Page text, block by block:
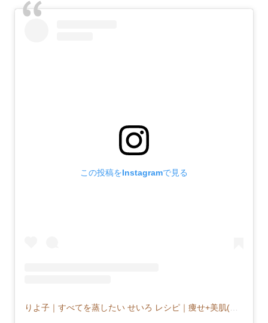
この投稿をInstagramで見る
りよ子｜すべてを蒸したい せいろ レシピ｜痩せ+美肌(@musu_riyoco)がシェアした投稿